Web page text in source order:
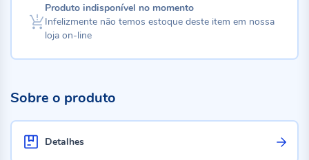
Produto indisponível no momento
Infelizmente não temos estoque deste item em nossa
loja on-line
Sobre o produto
Detalhes